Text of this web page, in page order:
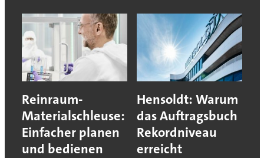
Reinraum-
Materialschleuse:
Einfacher planen
und bedienen
Hensoldt: Warum
das Auftragsbuch
Rekordniveau
erreicht